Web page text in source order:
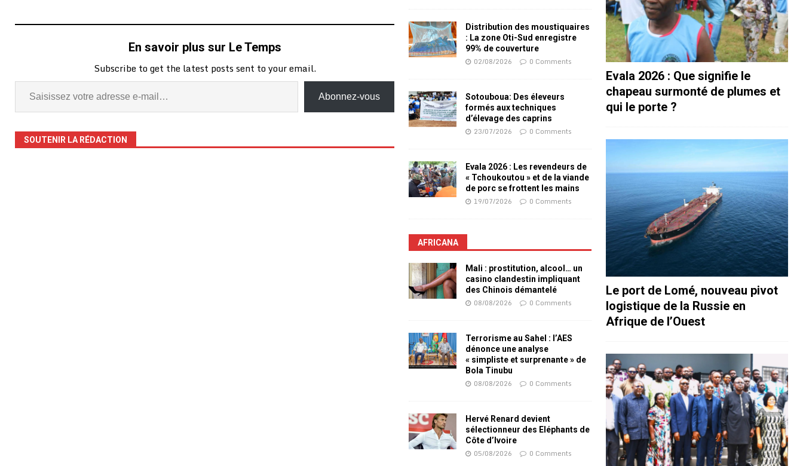
En savoir plus sur Le Temps
Subscribe to get the latest posts sent to your email.
Abonnez-vous
SOUTENIR LA RÉDACTION
Distribution des moustiquaires
: La zone Oti-Sud enregistre
99% de couverture
02/08/2026 0 Comments
Sotouboua: Des éleveurs
formés aux techniques
d’élevage des caprins
23/07/2026 0 Comments
Evala 2026 : Les revendeurs de
« Tchoukoutou » et de la viande
de porc se frottent les mains
19/07/2026 0 Comments
AFRICANA
Mali : prostitution, alcool… un
casino clandestin impliquant
des Chinois démantelé
08/08/2026 0 Comments
Terrorisme au Sahel : l’AES
dénonce une analyse
« simpliste et surprenante » de
Bola Tinubu
08/08/2026 0 Comments
Hervé Renard devient
sélectionneur des Eléphants de
Côte d’Ivoire
05/08/2026 0 Comments
Evala 2026 : Que signifie le
chapeau surmonté de plumes et
qui le porte ?
Le port de Lomé, nouveau pivot
logistique de la Russie en
Afrique de l’Ouest